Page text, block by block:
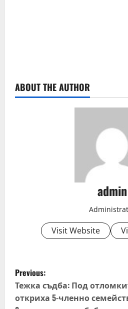
ABOUT THE AUTHOR
admin
Visit Website
P
o
Previous:
Тежка съдба: Под
откриха 5-членно